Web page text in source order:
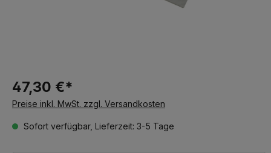
47,30 €*
Preise inkl. MwSt. zzgl. Versandkosten
Sofort verfügbar, Lieferzeit: 3-5 Tage